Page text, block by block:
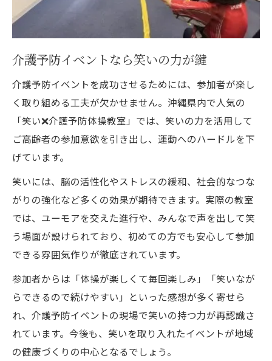
介護予防イベントなら笑いの力が鍵
介護予防イベントを成功させるためには、参加者が楽し
く取り組める工夫が欠かせません。沖縄県内で人気の
「笑い❌介護予防体操教室」では、笑いの力を活用して
ご高齢者の参加意欲を引き出し、運動へのハードルを下
げています。
笑いには、脳の活性化やストレスの緩和、社会的なつな
がりの強化など多くの効果が期待できます。実際の教室
では、ユーモアを交えた進行や、みんなで声を出して笑
う場面が設けられており、初めての方でも安心して参加
できる雰囲気作りが徹底されています。
参加者からは「体操が楽しくて毎回楽しみ」「笑いなが
らできるので続けやすい」といった感想が多く寄せら
れ、介護予防イベントの現場で笑いの持つ力が再認識さ
れています。今後も、笑いを取り入れたイベントが地域
の健康づくりの中心となるでしょう。